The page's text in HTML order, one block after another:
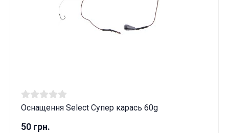
Оснащення Select Супер карась 60g
50 грн.